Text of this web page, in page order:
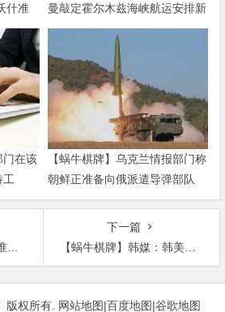
什准
曼敲定霍尔木兹海峡航运安排新
协议
门在该
工
【蜗牛棋牌】乌克兰情报部门称
朝鲜正准备向俄派遣导弹部队
讼
下一篇
【蜗牛棋牌】韩媒：韩美军方正就明年初联合军演方案展开协商
权所有. 网站地图|百度地图|谷歌地图